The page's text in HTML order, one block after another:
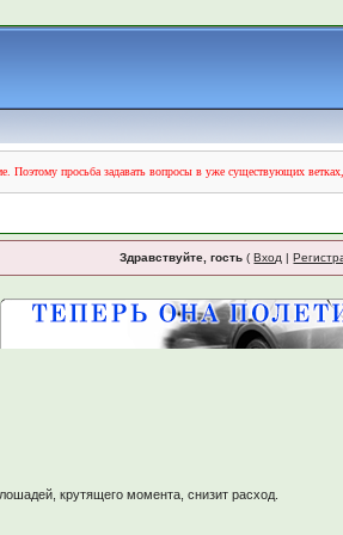
Поэтому просьба задавать вопросы в уже существующих
Здравствуйте, гость (Вход |
лошадей, крутящего момента, снизит расход.